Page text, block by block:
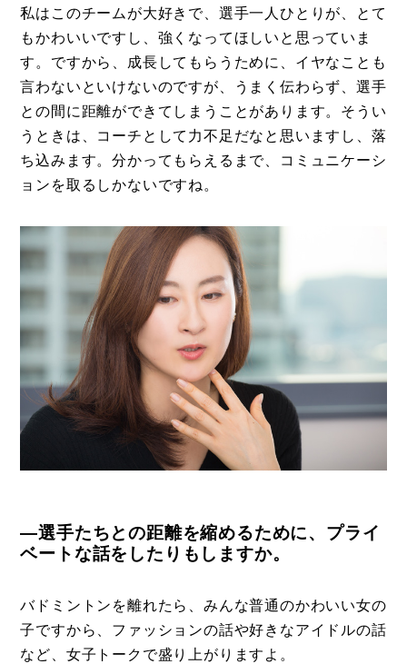
私はこのチームが大好きで、選手一人ひとりが、とて
もかわいいですし、強くなってほしいと思っていま
す。ですから、成長してもらうために、イヤなことも
言わないといけないのですが、うまく伝わらず、選手
との間に距離ができてしまうことがあります。そうい
うときは、コーチとして力不足だなと思いますし、落
ち込みます。分かってもらえるまで、コミュニケーシ
ョンを取るしかないですね。
―選手たちとの距離を縮めるために、プライ
ベートな話をしたりもしますか。
バドミントンを離れたら、みんな普通のかわいい女の
子ですから、ファッションの話や好きなアイドルの話
など、女子トークで盛り上がりますよ。